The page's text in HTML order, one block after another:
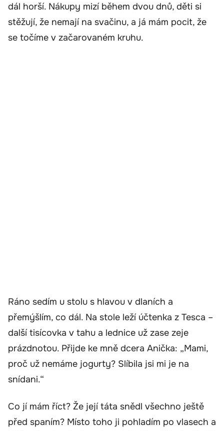
dál horší. Nákupy mizí během dvou dnů, děti si
stěžují, že nemají na svačinu, a já mám pocit, že
se točíme v začarovaném kruhu.
Ráno sedím u stolu s hlavou v dlaních a
přemýšlím, co dál. Na stole leží účtenka z Tesca –
další tisícovka v tahu a lednice už zase zeje
prázdnotou. Přijde ke mně dcera Anička: „Mami,
proč už nemáme jogurty? Slíbila jsi mi je na
snídani.“
Co jí mám říct? Že její táta snědl všechno ještě
před spaním? Místo toho ji pohladím po vlasech a